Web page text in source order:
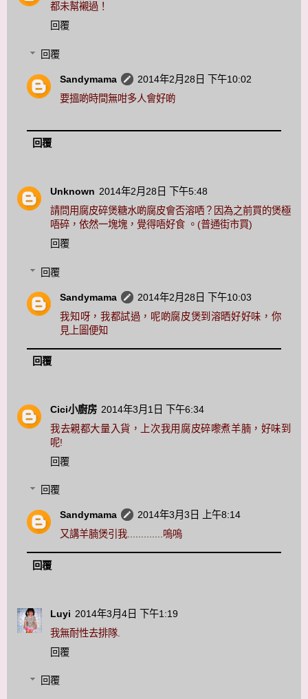
都未幫襯過！
回覆
回覆
Sandymama
2014年2月28日 下午10:02
要搵啲時間無咁多人會好啲
回覆
Unknown 2014年2月28日 下午5:48
請問用腐皮碎煲糖水啲腐皮會否溶哂？因為之前買的煲極
唔碎，依然一塊塊，覺得唔好食 。(普通街市買)
回覆
回覆
Sandymama
2014年2月28日 下午10:03
我知呀，我都試過，呢啲腐皮煲到溶晒好好味，你
見上圖便知
回覆
Cici小廚房 2014年3月1日 下午6:34
我去親都大量入貨，上次我用腐皮碎嚟煮羊腩，好味到
呢!
回覆
回覆
Sandymama
2014年3月3日 上午8:14
又講羊腩煲引我.............嗚嗚
回覆
Luyi 2014年3月4日 下午1:19
我無耐性去排隊.
回覆
回覆